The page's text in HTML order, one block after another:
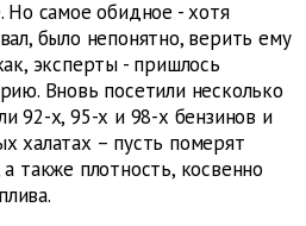
Но самое обидное - хотя
было непонятно, верить ему
эксперты - пришлось
Вновь посетили несколько
92-х, 95-х и 98-х бензинов и
халатах – пусть померят
также плотность, косвенно